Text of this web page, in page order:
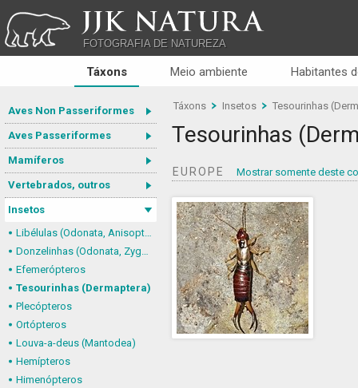
JJK NATURA
FOTOGRAFIA DE NATUREZA
Táxons Meio ambiente Habitantes
Aves Non Passeriformes
Aves Passeriformes
Mamíferos
Vertebrados, outros
Insetos
Libélulas (Odonata, Anisoptera)
Donzelinhas (Odonata, Zygoptera)
Efemerópteros
Tesourinhas (Dermaptera)
Plecópteros
Ortópteros
Louva-a-deus (Mantodea)
Hemípteros
Himenópteros
Táxons Insetos Tesourinhas
Tesourinhas
EUROPE Mostrar somente deste